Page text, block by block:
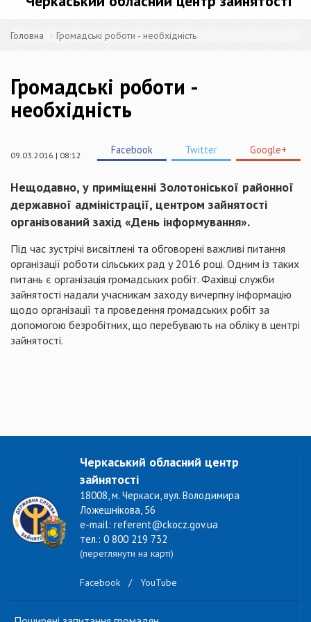
Головна Громадські роботи - необхідність
Громадські роботи -
необхідність
09.03.2016 | 08:12 Facebook Twitter Google+
Нещодавно, у приміщенні Золотоніської районної
державної адміністрації, центром зайнятості
організований захід «День інформування».
Під час зустрічі висвітлені та обговорені важливі питання
організації роботи сільських рад у 2016 році. Одним із таких
питань є організація громадських робіт. Фахівці служби
зайнятості надали учасникам заходу вичерпну інформацію
щодо організації та проведення громадських робіт за
допомогою безробітних, що перебувають на обліку в центрі
зайнятості.
Черкаський обласний центр
зайнятості
18008, м. Черкаси, вул. Володимира
Ложешнікова, 56
e-mail: referent@ckocz.gov.ua
тел.: 0 800 219 732
(переглянути на карті)
Facebook / YouTube